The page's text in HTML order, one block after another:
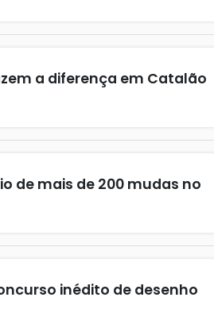
a diferença em Catalão
de mais de 200 mudas no
inédito de desenho